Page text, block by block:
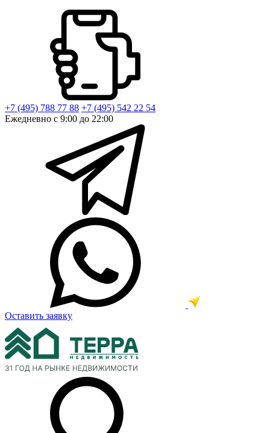
+7 (495) 788 77 88 +7 (495) 542 22 54
Ежедневно с 9:00 до 22:00
Оставить заявку